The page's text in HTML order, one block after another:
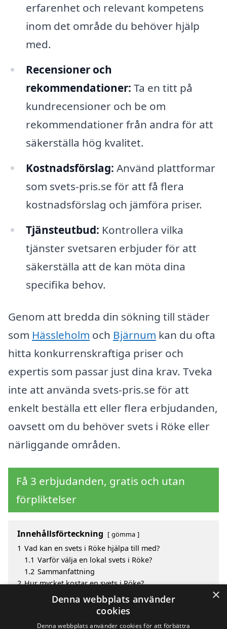
erfarenhet och relevant kompetens
inom det område du behöver hjälp
med.
Recensioner och
rekommendationer: Ta en titt på
kundrecensioner och be om
rekommendationer från andra för att
säkerställa hög kvalitet.
Kostnadsförslag: Använd plattformar
som svets-pris.se för att få flera
kostnadsförslag och jämföra priser.
Tjänsteutbud: Kontrollera vilka
tjänster svetsaren erbjuder för att
säkerställa att de kan möta dina
specifika behov.
Genom att bredda din sökning till städer
som Hässleholm och Bjärnum kan du ofta
hitta konkurrenskraftiga priser och
expertis som passar just dina krav. Tveka
inte att använda svets-pris.se för att
enkelt beställa ett eller flera erbjudanden,
oavsett om du behöver svets i Röke eller
närliggande områden.
Få 3 erbjudanden, gratis och utan
förpliktelser
Innehållsförteckning gömma
1 Vad kan en svets i Röke hjälpa till med?
1.1 Varför välja en lokal svets i Röke?
1.2 Sammanfattning
2 Hur mycket kostar en svets i Röke?
Fördelar med att välja svets i Röke
Sök efter en skicklig svets i de omgivande städerna
×
Denna webbplats använder
cookies
Denna webbplats använder cookies för att förbättra